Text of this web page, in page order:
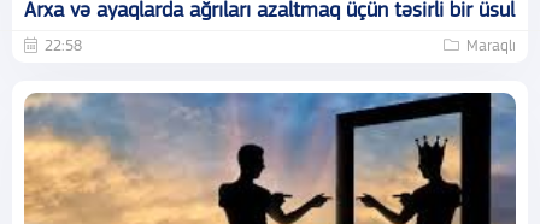
Arxa və ayaqlarda ağrıları azaltmaq üçün təsirli bir üsul
22:58 Maraqlı